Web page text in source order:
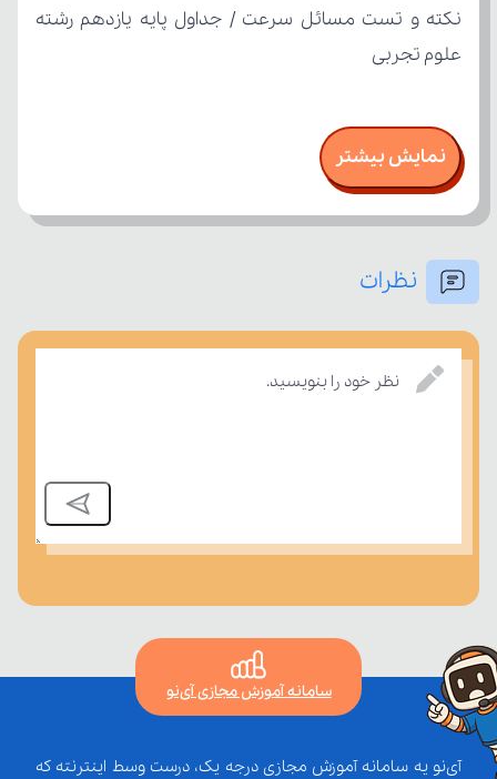
علوم تجربی
نمایش بیشتر
نظرات
نظر خود را بنویسید.
سامانه آموزش مجازی آی‌نو
آی‌نو یه سامانه آموزش مجازی درجه یک، درست وسط اینترنته که